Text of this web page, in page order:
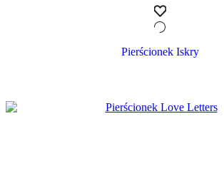
Pierścionek Iskry